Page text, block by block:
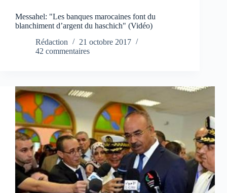
Messahel: "Les banques marocaines font du
blanchiment d’argent du haschich" (Vidéo)
Rédaction
21 octobre 2017
42 commentaires